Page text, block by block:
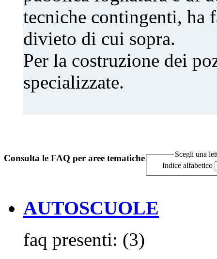
tecniche contingenti, ha
divieto di cui sopra.
Per la costruzione dei
specializzate.
Consulta le FAQ per aree tematiche
Scegli una
Indice alfabetico
AUTOSCUOLE
faq presenti: (3)